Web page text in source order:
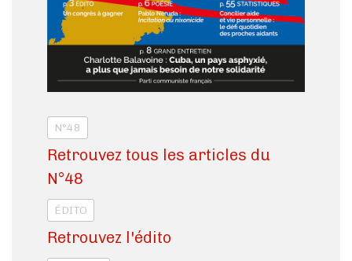
N°48
Retrouvez tous les articles du
N°48
ÉDITO
Retrouvez l'édito